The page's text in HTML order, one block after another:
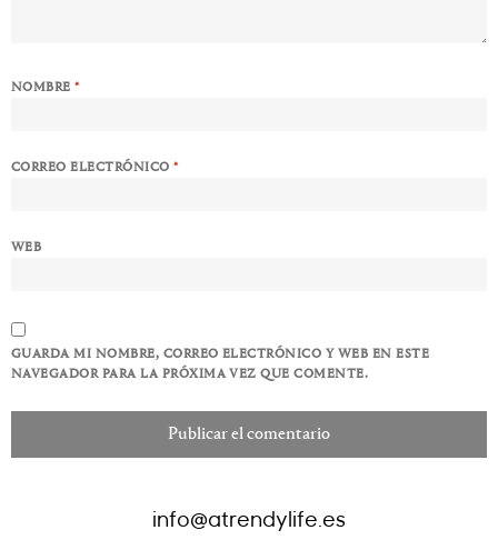
NOMBRE*
CORREO ELECTRÓNICO*
WEB
GUARDA MI NOMBRE, CORREO ELECTRÓNICO Y WEB EN ESTE
NAVEGADOR PARA LA PRÓXIMA VEZ QUE COMENTE.
info@atrendylife.es